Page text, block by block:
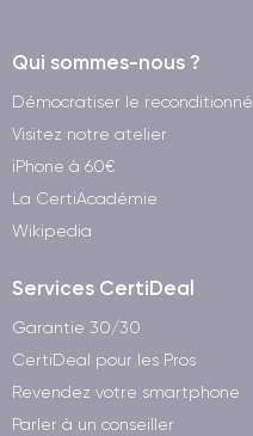
Qui sommes-nous ?
Démocratiser le reconditionné
Visitez notre atelier
iPhone à 60€
La CertiAcadémie
Wikipedia
Services CertiDeal
Garantie 30/30
CertiDeal pour les Pros
Revendez votre smartphone
Parler à un conseiller